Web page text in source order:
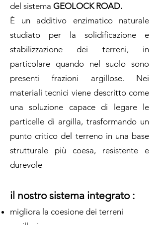
del sistema GEOLOCK ROAD.
È un additivo enzimatico naturale
studiato per la solidificazione e
stabilizzazione dei terreni, in
particolare quando nel suolo sono
presenti frazioni argillose. Nei
materiali tecnici viene descritto come
una soluzione capace di legare le
particelle di argilla, trasformando un
punto critico del terreno in una base
strutturale più coesa, resistente e
durevole
il nostro sistema integrato :
migliora la coesione dei terreni